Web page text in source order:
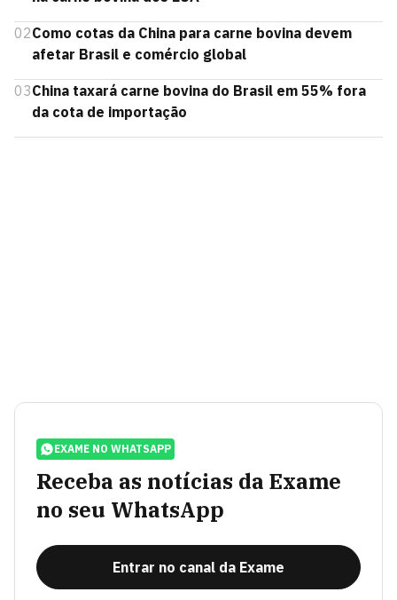
02Como cotas da China para carne bovina devem
afetar Brasil e comércio global
03China taxará carne bovina do Brasil em 55% fora
da cota de importação
EXAME NO WHATSAPP
Receba as notícias da Exame
no seu WhatsApp
Entrar no canal da Exame